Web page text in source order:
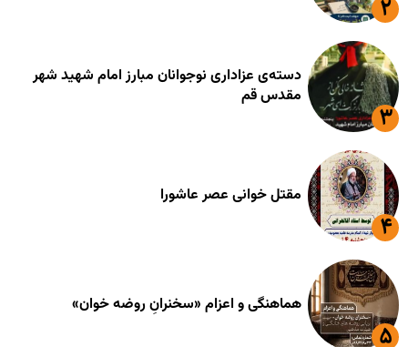
دسته‌ی عزاداری نوجوانان مبارز امام شهید شهر
مقدس قم
مقتل خوانی عصر عاشورا
هماهنگی و اعزام «سخنرانِ روضه خوان»